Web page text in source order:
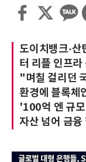
도이치뱅크·산
터 리플 인프라
"며칠 걸리던
환경에 블록체
'100억 엔 규
자산 넘어 금융